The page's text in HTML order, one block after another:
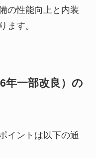
の性能向上と内装
す。
年一部改良）の
イントは以下の通